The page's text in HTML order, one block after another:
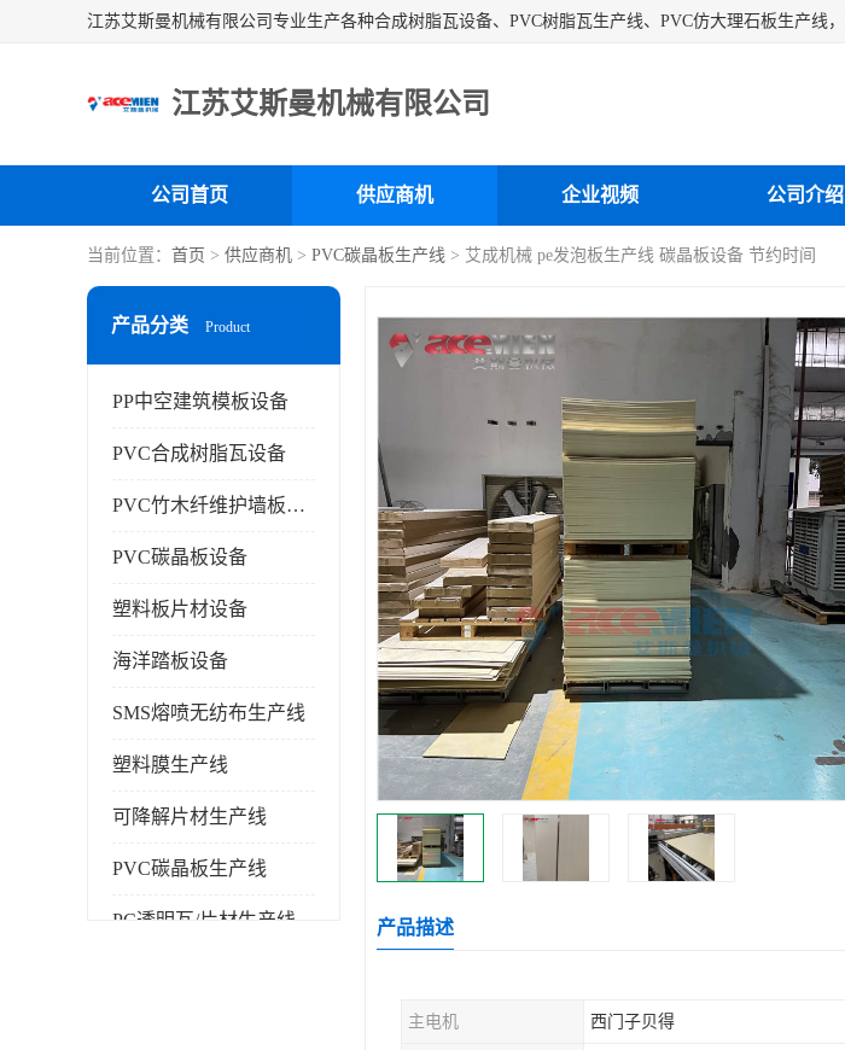
江苏艾斯曼机械有限公司
公司首页 供应商机 企业视频 公司介绍
当前位置： 首页 > 供应商机 > PVC碳晶板生产线 > 艾成机械 pe发泡板生产线 碳晶板设备 节约时间
产品分类 Product
PP中空建筑模板设备
PVC合成树脂瓦设备
PVC竹木纤维护墙板设备
PVC碳晶板设备
塑料板片材设备
海洋踏板设备
SMS熔喷无纺布生产线
塑料膜生产线
可降解片材生产线
PVC碳晶板生产线
PC透明瓦/片材生产线 产品描述
主电机 西门子贝得